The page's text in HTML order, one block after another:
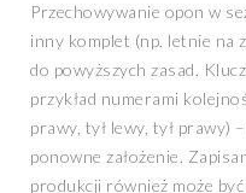
Przechowywanie opon w
inny komplet (np. letnie na
do powyższych zasad.
przykład numerami
prawy, tył lewy, tył prawy)
ponowne założenie.
produkcji również może